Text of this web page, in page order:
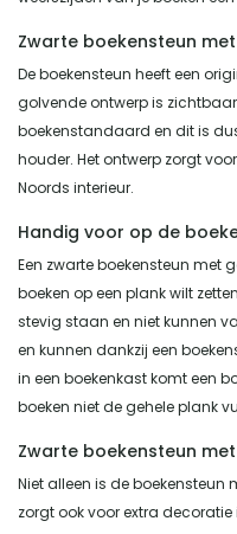
Zwarte boekensteun
De boekensteun heeft een
golvende ontwerp is
boekenstandaard en dit is
houder. Het ontwerp zorgt
Noords interieur.
Handig voor op de
Een zwarte boekensteun met
boeken op een plank wilt
stevig staan en niet kunnen
en kunnen dankzij een
in een boekenkast komt een
boeken niet de gehele plank
Zwarte boekensteun
Niet alleen is de
zorgt ook voor extra